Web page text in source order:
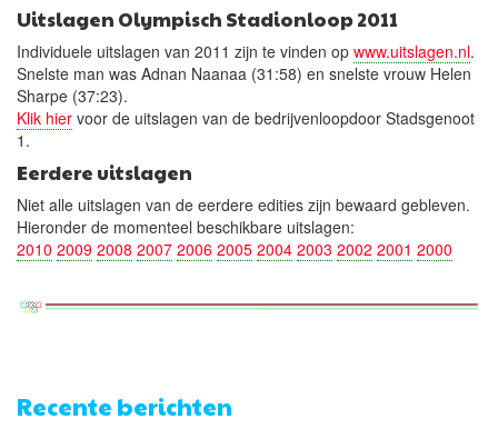
Uitslagen Olympisch Stadionloop 2011
Individuele uitslagen van 2011 zijn te vinden op www.uitslagen.nl.
Snelste man was Adnan Naanaa (31:58) en snelste vrouw Helen
Sharpe (37:23).
Klik hier voor de uitslagen van de bedrijvenloopdoor Stadsgenoot
1.
Eerdere uitslagen
Niet alle uitslagen van de eerdere edities zijn bewaard gebleven.
Hieronder de momenteel beschikbare uitslagen:
2010 2009 2008 2007 2006 2005 2004 2003 2002 2001 2000
Recente berichten